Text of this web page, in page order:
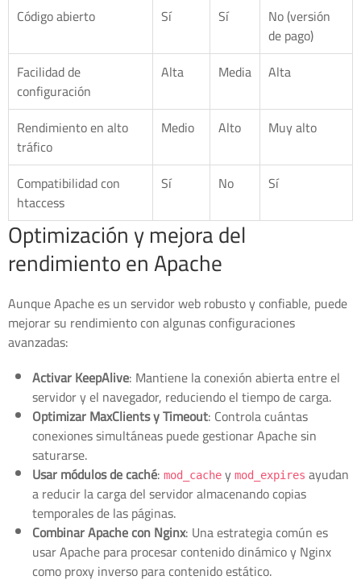
Código abierto
Sí Sí
No (versión
de pago)
Facilidad de
configuración
Alta Media Alta
Rendimiento en alto
tráfico
Medio Alto Muy alto
Compatibilidad con
htaccess
Sí No Sí
Optimización y mejora del
rendimiento en Apache
Aunque Apache es un servidor web robusto y confiable, puede
mejorar su rendimiento con algunas configuraciones
avanzadas:
Activar KeepAlive: Mantiene la conexión abierta entre el
servidor y el navegador, reduciendo el tiempo de carga.
Optimizar MaxClients y Timeout: Controla cuántas
conexiones simultáneas puede gestionar Apache sin
saturarse.
Usar módulos de caché: mod_cache y mod_expires ayudan
a reducir la carga del servidor almacenando copias
temporales de las páginas.
Combinar Apache con Nginx: Una estrategia común es
usar Apache para procesar contenido dinámico y Nginx
como proxy inverso para contenido estático.